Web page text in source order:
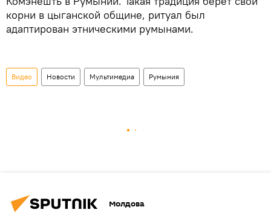
корни в цыганской общине, ритуал был
адаптирован этническими румынами.
Видео Новости Мультимедиа Румыния
Молдова